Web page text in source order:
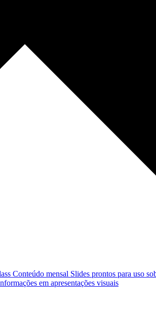
Conteúdo mensal Slides prontos para uso
em apresentações visuais